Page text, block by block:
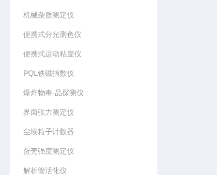
机械杂质测定仪
便携式分光测色仪
便携式运动粘度仪
PQL铁磁指数仪
爆炸物毒-品探测仪
界面张力测定仪
尘埃粒子计数器
蛋壳强度测定仪
解析管活化仪